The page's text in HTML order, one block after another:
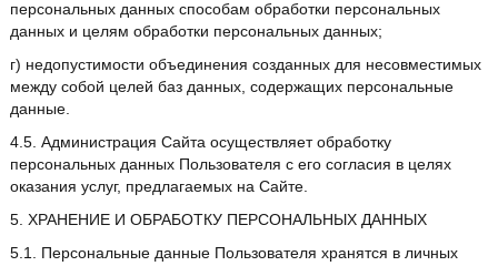
персональных данных способам обработки персональных
данных и целям обработки персональных данных;
г) недопустимости объединения созданных для несовместимых
между собой целей баз данных, содержащих персональные
данные.
4.5. Администрация Сайта осуществляет обработку
персональных данных Пользователя с его согласия в целях
оказания услуг, предлагаемых на Сайте.
5. ХРАНЕНИЕ И ОБРАБОТКУ ПЕРСОНАЛЬНЫХ ДАННЫХ
5.1. Персональные данные Пользователя хранятся в личных